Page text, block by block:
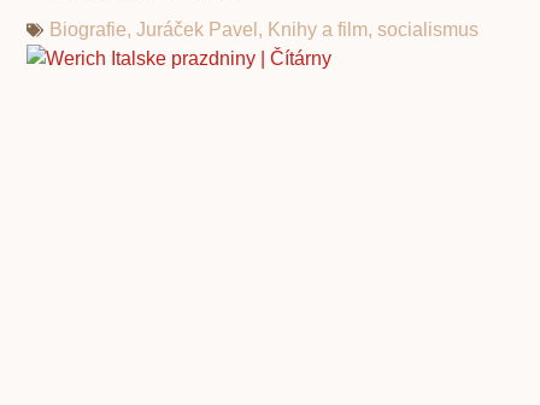
Biografie,Juráček Pavel , Knihy a film,socialismus